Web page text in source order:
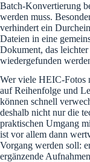
Batch-Konvertierung
werden muss.
verhindert ein
Dateien in eine
Dokument, das
wiedergefunden
Wer viele HEIC-Fotos
auf Reihenfolge und
können schnell
deshalb nicht nur die
praktischen Umgang
ist vor allem dann
Vorgang werden soll:
ergänzende